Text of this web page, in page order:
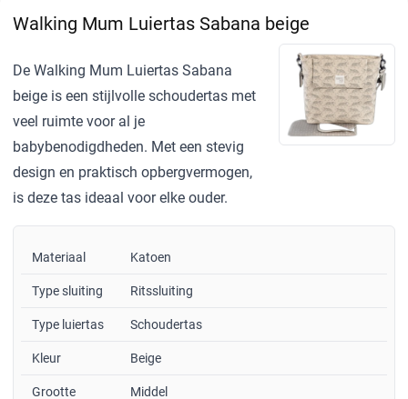
Walking Mum Luiertas Sabana beige
De Walking Mum Luiertas Sabana
beige is een stijlvolle schoudertas met
veel ruimte voor al je
babybenodigdheden. Met een stevig
design en praktisch opbergvermogen,
is deze tas ideaal voor elke ouder.
Materiaal Katoen
Type sluiting Ritssluiting
Type luiertas Schoudertas
Kleur Beige
Grootte Middel